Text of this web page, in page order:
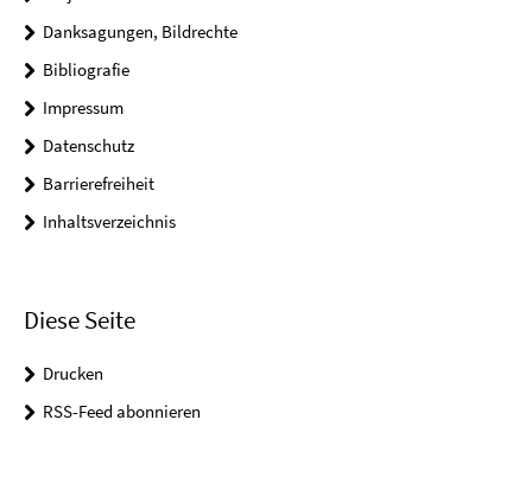
Danksagungen, Bildrechte
Bibliografie
Impressum
Datenschutz
Barrierefreiheit
Inhaltsverzeichnis
Diese Seite
Drucken
RSS-Feed abonnieren